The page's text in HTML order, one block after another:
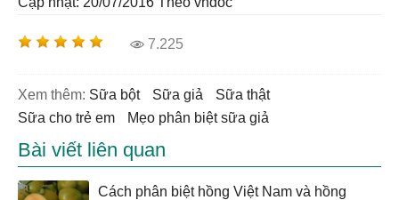
7.225
Xem thêm: sữa bột sữa giả
sữa thật
sữa cho trẻ em
Mẹo phân biệt sữa giả
Bài viết liên quan
Cách phân biệt hồng Việt Nam và hồng